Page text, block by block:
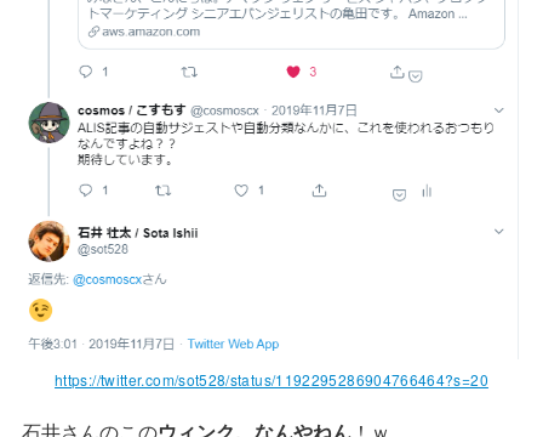
https://twitter.com/sot528/status/1192295286904766464?s=20